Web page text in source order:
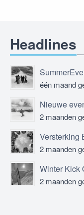
Headlines
één maand
Nieuwe
2 maanden
Versterking
2 maanden
2 maanden